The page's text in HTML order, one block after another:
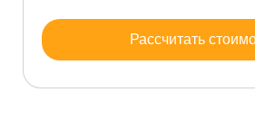
Рассчитать